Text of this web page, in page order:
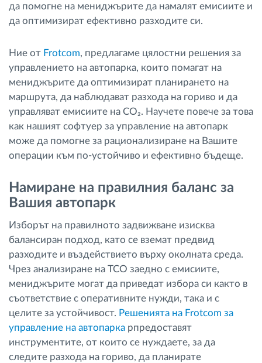
да помогне на мениджърите да намалят емисиите и
да оптимизират ефективно разходите си.
Ние от Frotcom, предлагаме цялостни решения за
управлението на автопарка, които помагат на
мениджърите да оптимизират планирането на
маршрута, да наблюдават разхода на гориво и да
управляват емисиите на CO₂. Научете повече за това
как нашият софтуер за управление на автопарк
може да помогне за рационализиране на Вашите
операции към по-устойчиво и ефективно бъдеще.
Намиране на правилния баланс за
Вашия автопарк
Изборът на правилното задвижване изисква
балансиран подход, като се вземат предвид
разходите и въздействието върху околната среда.
Чрез анализиране на TCO заедно с емисиите,
мениджърите могат да приведат избора си както в
съответствие с оперативните нужди, така и с
целите за устойчивост. Решенията на Frotcom за
управление на автопарка pпредоставят
инструментите, от които се нуждаете, за да
следите разхода на гориво, да планирате